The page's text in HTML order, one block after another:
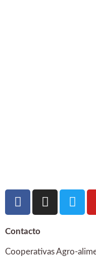
Contacto
Cooperativas Agro-